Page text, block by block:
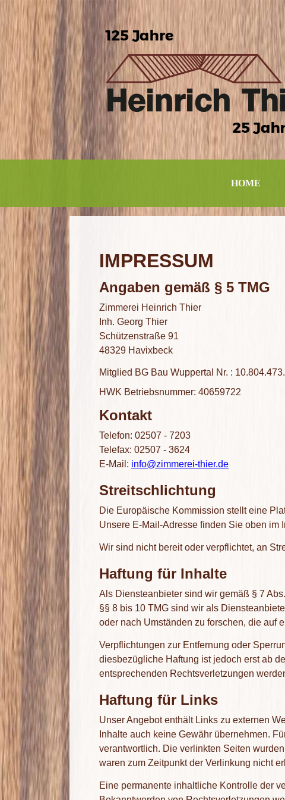
HOME
IMPRESSUM
Angaben gemäß § 5 TMG
Zimmerei Heinrich Thier
Inh. Georg Thier
Schützenstraße 91
48329 Havixbeck
Mitglied BG Bau Wuppertal Nr. :
HWK Betriebsnummer: 40659722
Kontakt
Telefon: 02507 - 7203
Telefax: 02507 - 3624
E-Mail: info@zimmerei-thier.de
Streitschlichtung
Die Europäische Kommission stellt eine
Unsere E-Mail-Adresse finden Sie oben im
Wir sind nicht bereit oder verpflichtet, an
Haftung für Inhalte
Als Diensteanbieter sind wir gemäß § 7
§§ 8 bis 10 TMG sind wir als
oder nach Umständen zu forschen, die auf
Verpflichtungen zur Entfernung oder
diesbezügliche Haftung ist jedoch erst ab
entsprechenden Rechtsverletzungen
Haftung für Links
Unser Angebot enthält Links zu externen
Inhalte auch keine Gewähr übernehmen.
verantwortlich. Die verlinkten Seiten
waren zum Zeitpunkt der Verlinkung nicht
Eine permanente inhaltliche Kontrolle der